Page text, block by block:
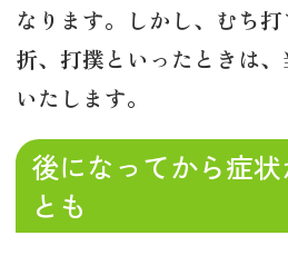
なります。しかし、むち
折、打撲といったときは
いたします。
後になってから症
とも